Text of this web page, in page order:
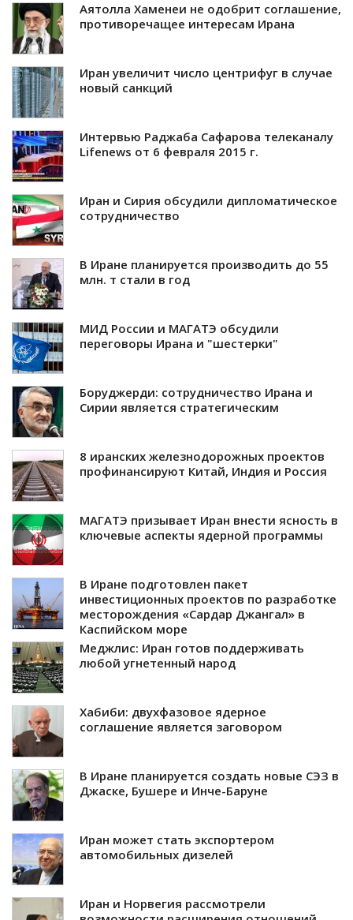
Аятолла Хаменеи не одобрит соглашение,
противоречащее интересам Ирана
Иран увеличит число центрифуг в случае
новый санкций
Интервью Раджаба Сафарова телеканалу
Lifenews от 6 февраля 2015 г.
Иран и Сирия обсудили дипломатическое
сотрудничество
В Иране планируется производить до 55
млн. т стали в год
МИД России и МАГАТЭ обсудили
переговоры Ирана и "шестерки"
Боруджерди: сотрудничество Ирана и
Сирии является стратегическим
8 иранских железнодорожных проектов
профинансируют Китай, Индия и Россия
МАГАТЭ призывает Иран внести ясность в
ключевые аспекты ядерной программы
В Иране подготовлен пакет
инвестиционных проектов по разработке
месторождения «Сардар Джангал» в
Каспийском море
Меджлис: Иран готов поддерживать
любой угнетенный народ
Хабиби: двухфазовое ядерное
соглашение является заговором
В Иране планируется создать новые СЭЗ в
Джаске, Бушере и Инче-Баруне
Иран может стать экспортером
автомобильных дизелей
Иран и Норвегия рассмотрели